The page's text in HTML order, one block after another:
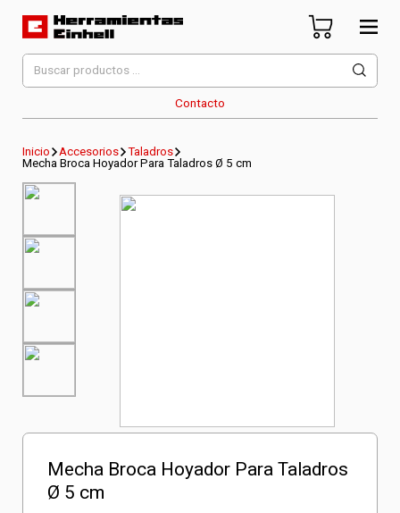
Herramientas Einhell
Distribuidor Oficial
Contacto
Buscar
por:
Inicio Accesorios
Taladros
Mecha Broca Hoyador Para Taladros Ø 5 cm
Mecha Broca Hoyador Para Taladros
Ø 5 cm